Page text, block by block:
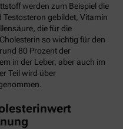
werden zum Beispiel die
gebildet, Vitamin
die für die
so wichtig für den
80 Prozent der
in der Leber, aber auch im
Teil wird über